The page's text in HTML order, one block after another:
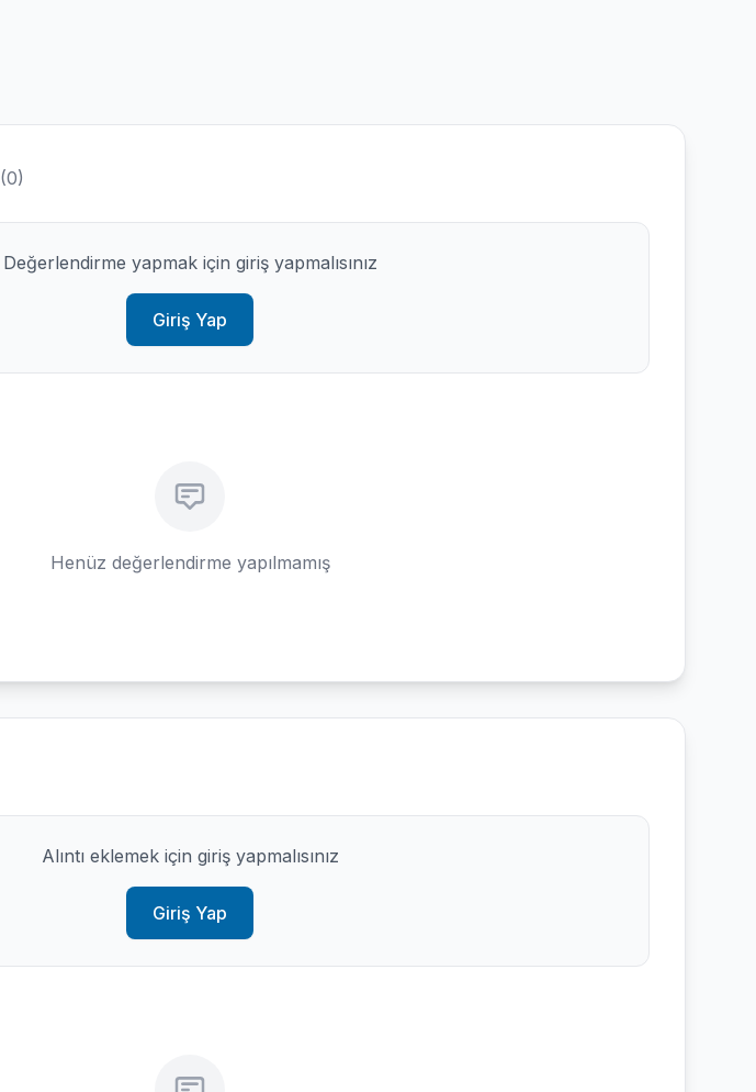
(0)
Değerlendirme yapmak için giriş yapmalısınız
Giriş Yap
Henüz değerlendirme yapılmamış
Alıntı eklemek için giriş yapmalısınız
Giriş Yap